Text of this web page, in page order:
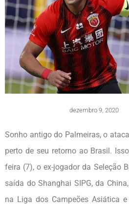
dezembro 9, 2020
Sonho antigo do Palmeiras, o
perto de seu retorno ao Brasil.
feira (7), o ex-jogador da Seleção
saída do Shanghai SIPG, da
na Liga dos Campeões Asiática